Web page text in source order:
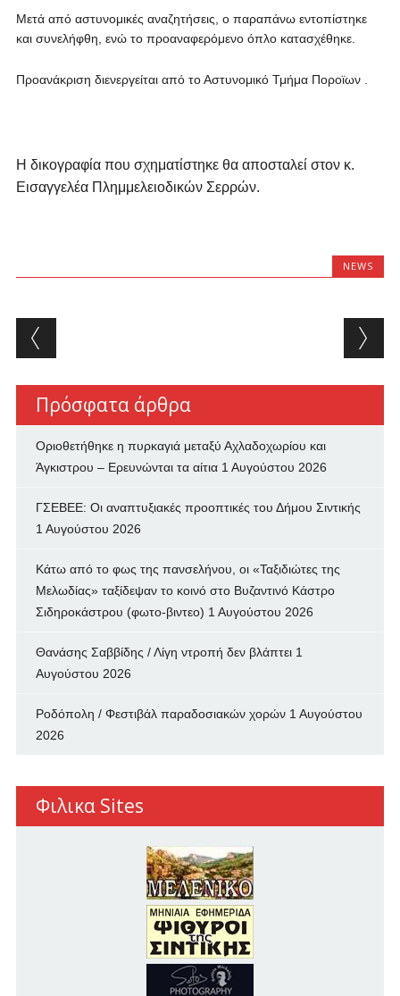
Μετά από αστυνομικές αναζητήσεις, ο παραπάνω εντοπίστηκε
και συνελήφθη, ενώ το προαναφερόμενο όπλο κατασχέθηκε.
Προανάκριση διενεργείται από το Αστυνομικό Τμήμα Ποροϊων .
Η δικογραφία που σχηματίστηκε θα αποσταλεί στον κ.
Εισαγγελέα Πλημμελειοδικών Σερρών.
NEWS
Post navigation
Πρόσφατα άρθρα
Οριοθετήθηκε η πυρκαγιά μεταξύ Αχλαδοχωρίου και
Άγκιστρου – Ερευνώνται τα αίτια 1 Αυγούστου 2026
ΓΣΕΒΕΕ: Οι αναπτυξιακές προοπτικές του Δήμου Σιντικής
1 Αυγούστου 2026
Κάτω από το φως της πανσελήνου, οι «Ταξιδιώτες της
Μελωδίας» ταξίδεψαν το κοινό στο Βυζαντινό Κάστρο
Σιδηροκάστρου (φωτο-βιντεο) 1 Αυγούστου 2026
Θανάσης Σαββίδης / Λίγη ντροπή δεν βλάπτει 1
Αυγούστου 2026
Ροδόπολη / Φεστιβάλ παραδοσιακών χορών 1 Αυγούστου
2026
Φιλικα Sites